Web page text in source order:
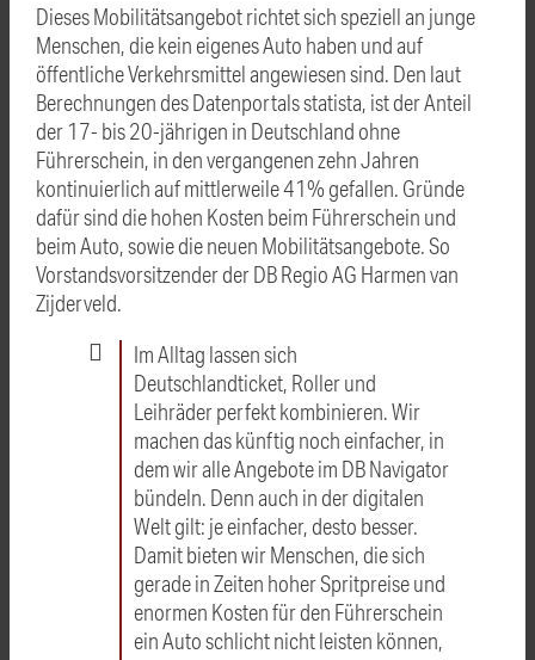
Dieses Mobilitätsangebot richtet sich speziell an junge
Menschen, die kein eigenes Auto haben und auf
öffentliche Verkehrsmittel angewiesen sind. Den laut
Berechnungen des Datenportals statista, ist der Anteil
der 17- bis 20-jährigen in Deutschland ohne
Führerschein, in den vergangenen zehn Jahren
kontinuierlich auf mittlerweile 41% gefallen. Gründe
dafür sind die hohen Kosten beim Führerschein und
beim Auto, sowie die neuen Mobilitätsangebote. So
Vorstandsvorsitzender der DB Regio AG Harmen van
Zijderveld.
Im Alltag lassen sich
Deutschlandticket, Roller und
Leihräder perfekt kombinieren. Wir
machen das künftig noch einfacher, in
dem wir alle Angebote im DB Navigator
bündeln. Denn auch in der digitalen
Welt gilt: je einfacher, desto besser.
Damit bieten wir Menschen, die sich
gerade in Zeiten hoher Spritpreise und
enormen Kosten für den Führerschein
ein Auto schlicht nicht leisten können,